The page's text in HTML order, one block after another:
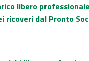
libero
dal Pronto